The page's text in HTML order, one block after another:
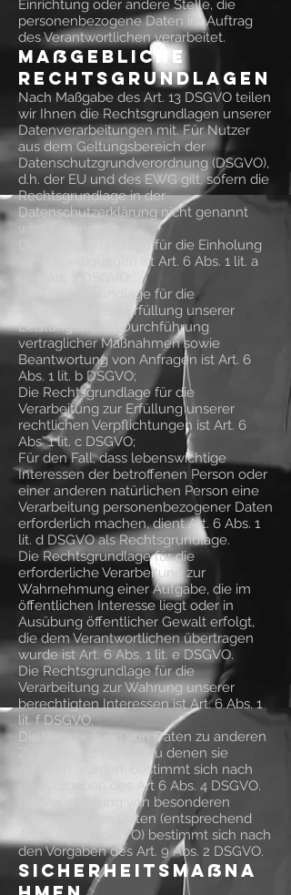
Einrichtung oder andere Stelle, die
personenbezogene Daten im Auftrag
des Verantwortlichen verarbeitet.
Maßgebliche
Rechtsgrundlagen
Nach Maßgabe des Art. 13 DSGVO teilen
wir Ihnen die Rechtsgrundlagen unserer
Datenverarbeitungen mit. Für Nutzer
aus dem Geltungsbereich der
Datenschutzgrundverordnung (DSGVO),
d.h. der EU und des EWG gilt, sofern die
Rechtsgrundlage in der
Datenschutzerklärung nicht genannt
wird, Folgendes:
Die Rechtsgrundlage für die Einholung
von Einwilligungen ist Art. 6 Abs. 1 lit. a
Die Rechtsgrundlage für die
Verarbeitung zur Erfüllung unserer
Leistungen und Durchführung
vertraglicher Maßnahmen sowie
Beantwortung von Anfragen ist Art. 6
Abs. 1 lit. b DSGVO;
Die Rechtsgrundlage für die
Verarbeitung zur Erfüllung unserer
rechtlichen Verpflichtungen ist Art. 6
Abs. 1 lit. c DSGVO;
Für den Fall, dass lebenswichtige
Interessen der betroffenen Person oder
einer anderen natürlichen Person eine
Verarbeitung personenbezogener Daten
erforderlich machen, dient Art. 6 Abs. 1
lit. d DSGVO als Rechtsgrundlage.
Die Rechtsgrundlage für die
erforderliche Verarbeitung zur
Wahrnehmung einer Aufgabe, die im
öffentlichen Interesse liegt oder in
Ausübung öffentlicher Gewalt erfolgt,
die dem Verantwortlichen übertragen
wurde ist Art. 6 Abs. 1 lit. e DSGVO.
Die Rechtsgrundlage für die
Verarbeitung zur Wahrung unserer
berechtigten Interessen ist Art. 6 Abs. 1
lit. f DSGVO.
Die Verarbeitung von Daten zu anderen
Zwecken als denen, zu denen sie
erhoben wurden, bestimmt sich nach
den Vorgaben des Art 6 Abs. 4 DSGVO.
Die Verarbeitung von besonderen
Kategorien von Daten (entsprechend
Art. 9 Abs. 1 DSGVO) bestimmt sich nach
den Vorgaben des Art. 9 Abs. 2 DSGVO.
Sicherheitsmaßna